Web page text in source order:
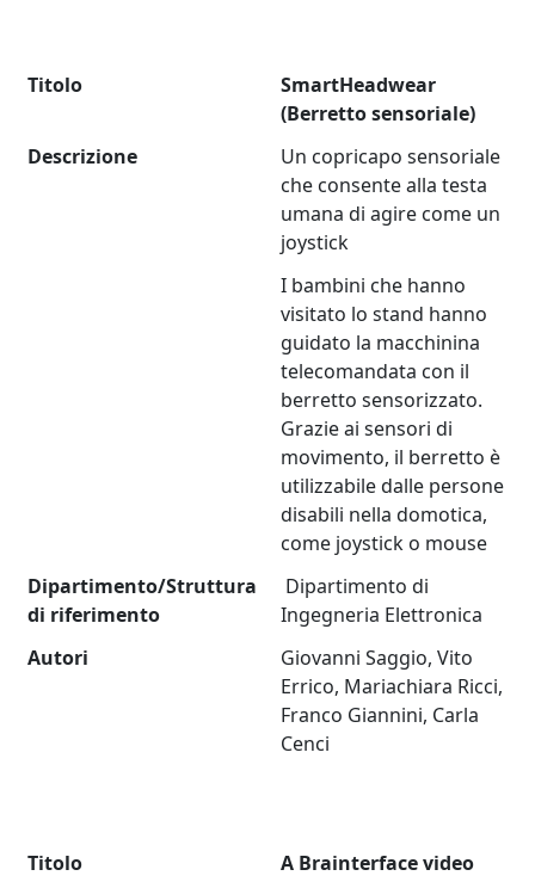
Titolo
SmartHeadwear
(Berretto sensoriale)
Descrizione
Un copricapo sensoriale
che consente alla testa
umana di agire come un
joystick
I bambini che hanno
visitato lo stand hanno
guidato la macchinina
telecomandata con il
berretto sensorizzato.
Grazie ai sensori di
movimento, il berretto è
utilizzabile dalle persone
disabili nella domotica,
come joystick o mouse
Dipartimento/Struttura
di riferimento
Dipartimento di
Ingegneria Elettronica
Autori
Giovanni Saggio, Vito
Errico, Mariachiara Ricci,
Franco Giannini, Carla
Cenci
Titolo
A Brainterface video